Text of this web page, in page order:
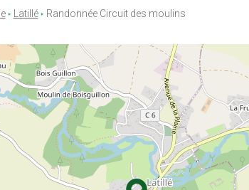
Latillé Randonnée Circuit des moulins